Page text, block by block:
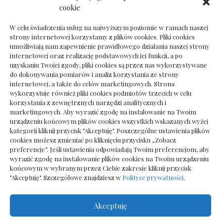
cookie
W celu świadczenia usług na najwyższym poziomie w ramach naszej
strony internetowej korzystamy z plików cookies. Pliki cookies
umożliwiają nam zapewnienie prawidłowego działania naszej strony
internetowej oraz realizację podstawowych jej funkcji, a po
uzyskaniu Twojej zgody, pliki cookies są przez nas wykorzystywane
do dokonywania pomiarów i analiz korzystania ze strony
internetowej, a także do celów marketingowych. Strona
wykorzystuje również pliki cookies podmiotów trzecich w celu
korzystania z zewnętrznych narzędzi analitycznych i
marketingowych. Aby wyrazić zgodę na instalowanie na Twoim
urządzeniu końcowym plików cookies wszystkich wskazanych wyżej
kategorii kliknij przycisk "Akceptuję". Poszczególne ustawienia plików
cookies możesz zmieniać po kliknięciu przycisku „Zobacz
preferencje”. Jeśli ustawienia odpowiadają Twoim preferencjom, aby
wyrazić zgodę na instalowanie plików cookies na Twoim urządzeniu
końcowym w wybranym przez Ciebie zakresie kliknij przycisk
"Akceptuję". Szczegółowe znajdziesz w Polityce prywatności.
Akceptuję
Dokumenty do odbioru przy zmianie biura
Deska podłogowa do salonu: jak wybrać bez
pośpiechu